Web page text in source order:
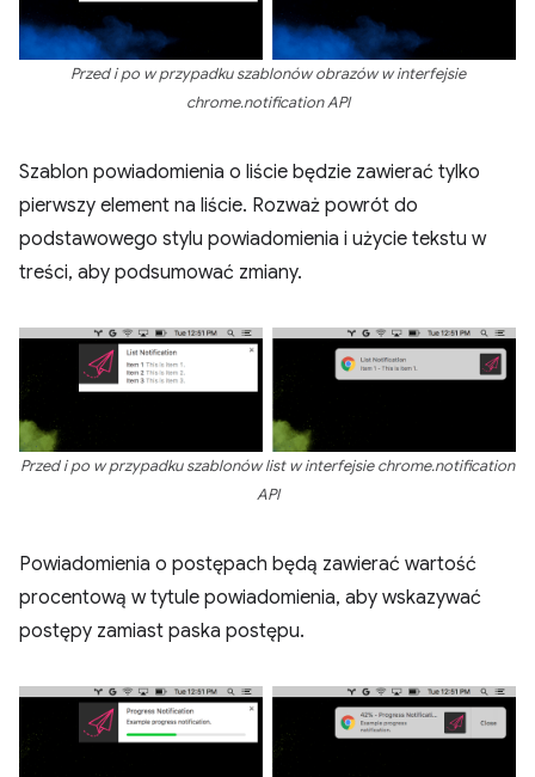
Przed i po w przypadku szablonów obrazów w interfejsie
chrome.notification API
Szablon powiadomienia o liście będzie zawierać tylko
pierwszy element na liście. Rozważ powrót do
podstawowego stylu powiadomienia i użycie tekstu w
treści, aby podsumować zmiany.
Przed i po w przypadku szablonów list w interfejsie chrome.notification
API
Powiadomienia o postępach będą zawierać wartość
procentową w tytule powiadomienia, aby wskazywać
postępy zamiast paska postępu.